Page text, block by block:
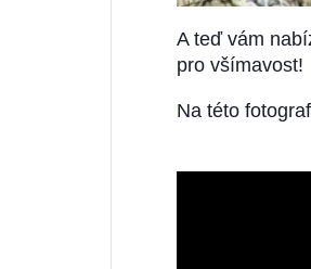
A teď vám
pro všímavost!
Na této